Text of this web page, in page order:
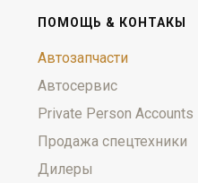
ПОМОЩЬ & КОНТАКЫ
Автозапчасти
Автосервис
Private Person Accounts
Продажа спецтехники
Дилеры